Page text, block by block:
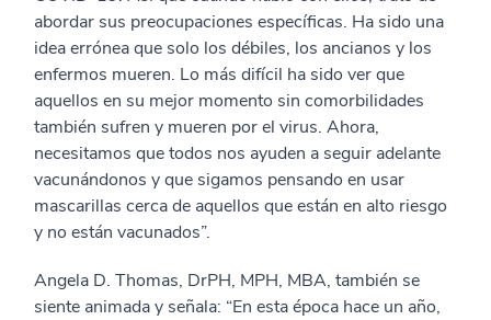
abordar sus preocupaciones específicas. Ha sido una
idea errónea que solo los débiles, los ancianos y los
enfermos mueren. Lo más difícil ha sido ver que
aquellos en su mejor momento sin comorbilidades
también sufren y mueren por el virus. Ahora,
necesitamos que todos nos ayuden a seguir adelante
vacunándonos y que sigamos pensando en usar
mascarillas cerca de aquellos que están en alto riesgo
y no están vacunados”.
Angela D. Thomas, DrPH, MPH, MBA, también se
siente animada y señala: “En esta época hace un año,